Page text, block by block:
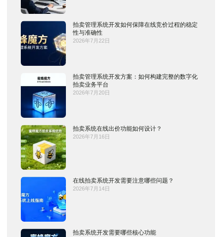
拍卖管理系统开发如何保障在线竞价过程的稳定
性与准确性
2026年7月22日
拍卖管理系统开发方案：如何构建完整的数字化
拍卖业务平台
2026年7月20日
拍卖系统在线出价功能如何设计？
2026年7月16日
在线拍卖系统开发需要注意哪些问题？
2026年7月14日
拍卖系统开发需要哪些核心功能